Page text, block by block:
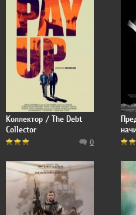
Коллектор / The Debt
Collector
0